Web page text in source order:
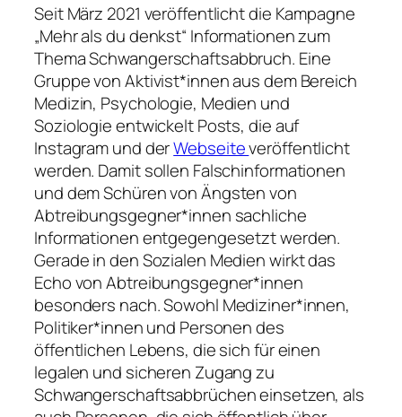
Seit März 2021 veröffentlicht die Kampagne
„Mehr als du denkst“ Informationen zum
Thema Schwangerschaftsabbruch. Eine
Gruppe von Aktivist*innen aus dem Bereich
Medizin, Psychologie, Medien und
Soziologie entwickelt Posts, die auf
Instagram und derWebseiteveröffentlicht
werden. Damit sollen Falschinformationen
und dem Schüren von Ängsten von
Abtreibungsgegner*innen sachliche
Informationen entgegengesetzt werden.
Gerade in den Sozialen Medien wirkt das
Echo von Abtreibungsgegner*innen
besonders nach. Sowohl Mediziner*innen,
Politiker*innen und Personen des
öffentlichen Lebens, die sich für einen
legalen und sicheren Zugang zu
Schwangerschaftsabbrüchen einsetzen, als